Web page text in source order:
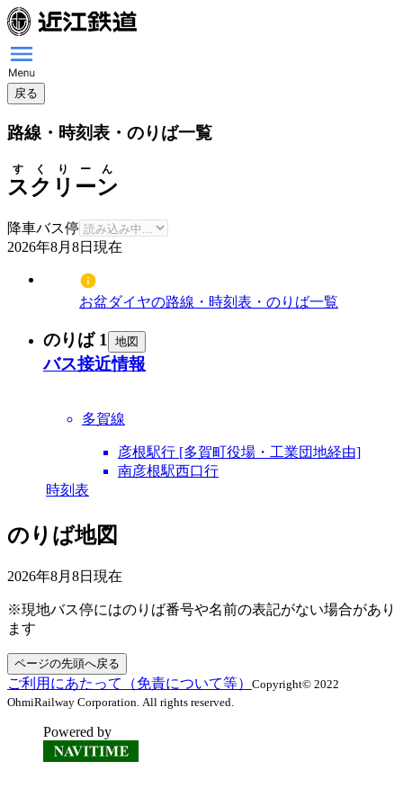
戻る
路線・時刻表・のりば一覧
スクリーン
すくりーん
降車バス停
2026年8月8日 現在
お盆ダイヤの路線・時刻表・のりば一覧
のりば 1 地図
バス接近情報
多賀線
彦根駅行 [多賀町役場・工業団地経由]
南彦根駅西口行
時刻表
のりば地図
2026年8月8日 現在
※現地バス停にはのりば番号や名前の表記がない場合があり
ます
ページの先頭へ戻る
ご利用にあたって（免責について等） Copyright© 2022
OhmiRailway Corporation. All rights reserved.
Powered by